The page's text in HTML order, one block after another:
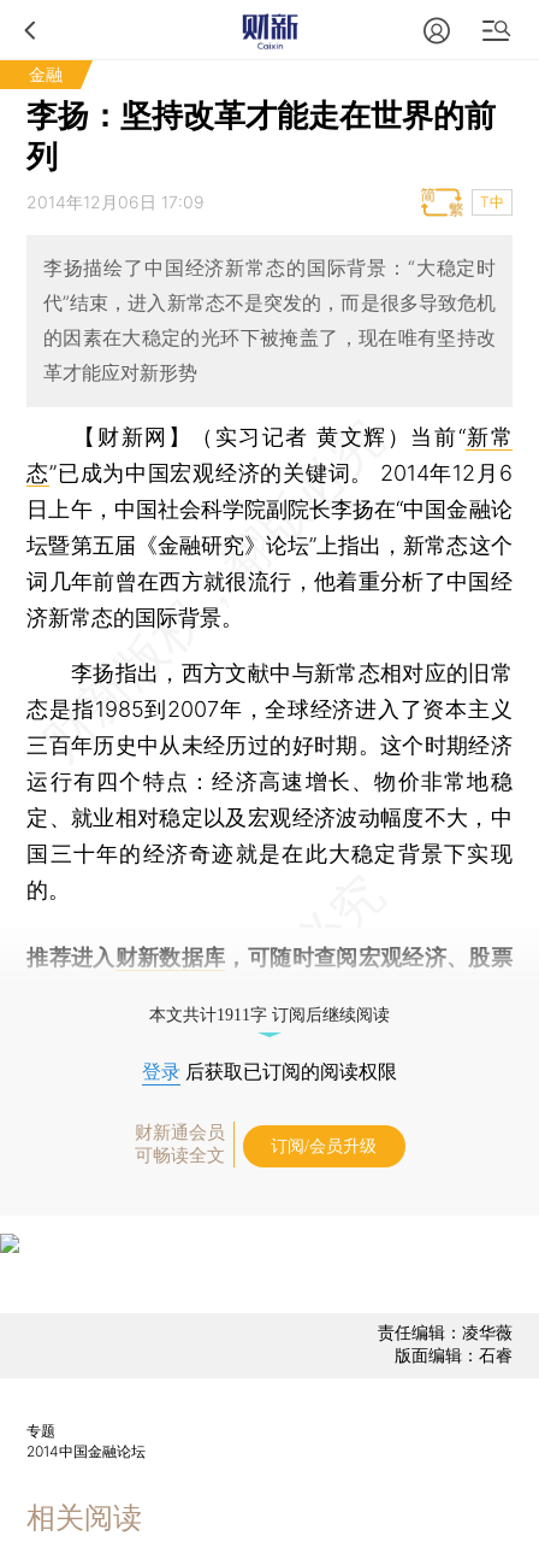
金融
李扬：坚持改革才能走在世界的前
列
2014年12月06日 17:09 T中
李扬描绘了中国经济新常态的国际背景：“大稳定时
代”结束，进入新常态不是突发的，而是很多导致危机
的因素在大稳定的光环下被掩盖了，现在唯有坚持改
革才能应对新形势
【财新网】（实习记者 黄文辉） 当前“新常
态”已成为中国宏观经济的关键词。 2014年12月6
日上午，中国社会科学院副院长李扬在“中国金融论
坛暨第五届《金融研究》论坛”上指出，新常态这个
词几年前曾在西方就很流行，他着重分析了中国经
济新常态的国际背景。
李扬指出，西方文献中与新常态相对应的旧常
态是指1985到2007年，全球经济进入了资本主义
三百年历史中从未经历过的好时期。这个时期经济
运行有四个特点：经济高速增长、物价非常地稳
定、就业相对稳定以及宏观经济波动幅度不大，中
国三十年的经济奇迹就是在此大稳定背景下实现
的。
推荐进入 财新数据库 ，可随时查阅宏观经济、股票
本文共计1911字 订阅后继续阅读
登录 后获取已订阅的阅读权限
财新通会员
可畅读全文
订阅/会员升级
责任编辑：凌华薇
版面编辑：石睿
专题
2014中国金融论坛
相关阅读